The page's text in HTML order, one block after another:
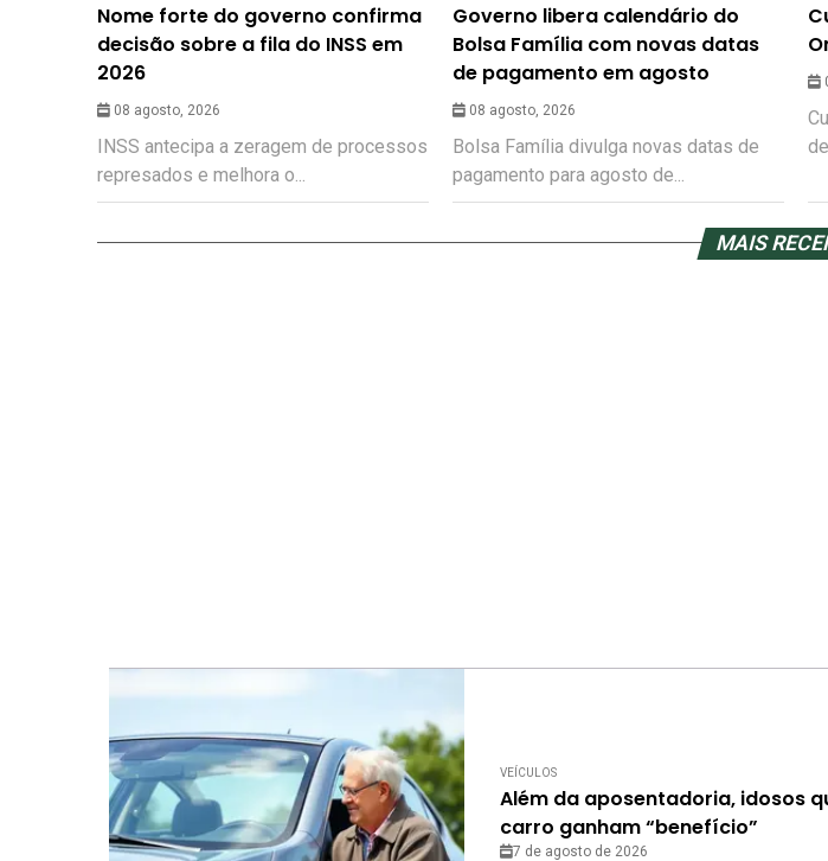
Nome forte do governo confirma
decisão sobre a fila do INSS em
2026
08 agosto, 2026
INSS antecipa a zeragem de processos
represados e melhora o...
Governo libera calendário do
Bolsa Família com novas datas
de pagamento em agosto
08 agosto, 2026
Bolsa Família divulga novas datas de
pagamento para agosto de...
MAIS
VEÍCULOS
Além da aposentadoria, idosos
carro ganham “benefício”
7 de agosto de 2026